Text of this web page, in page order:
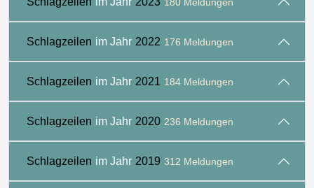
180 Meldungen
Schlagzeilen im Jahr 2022 176 Meldungen
Schlagzeilen im Jahr 2021 184 Meldungen
Schlagzeilen im Jahr 2020 236 Meldungen
Schlagzeilen im Jahr 2019 312 Meldungen